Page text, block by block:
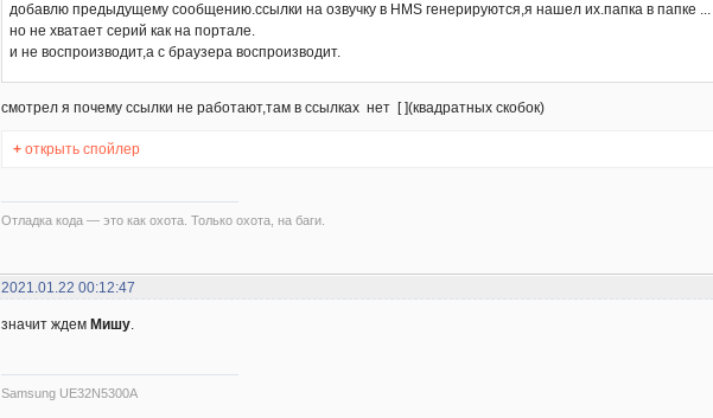
добавлю предыдущему сообщению.ссылки на озвучку в HMS генерируются,я нашел их.папка в папке ...
но не хватает серий как на портале.
и не воспроизводит,а с браузера воспроизводит.
смотрел я почему ссылки не работают,там в ссылках нет [ ](квадратных скобок)
+ открыть спойлер
Отладка кода — это как охота. Только охота, на баги.
2021.01.22 00:12:47
значит ждем Мишу.
Samsung UE32N5300A